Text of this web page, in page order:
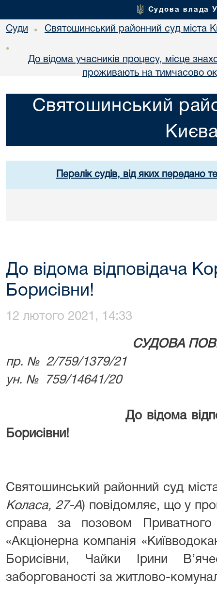
Судова влада
Суди • Святошинський районний суд міста
•
До відома учасників процесу, місце
проживають на тимчасово
Святошинський
Перелік судів, від яких передано
До відома відповідача
Борисівни!
12 лютого 2021, 14:33
СУДОВА
пр. № 2/759/1379/21
ун. № 759/14641/20
До відома
Борисівни!
Святошинський районний суд
Коласа, 27-А) повідомляє, що у
справа за позовом Приватного
«Акціонерна компанія
Борисівни, Чайки Ірини
заборгованості за житлово-